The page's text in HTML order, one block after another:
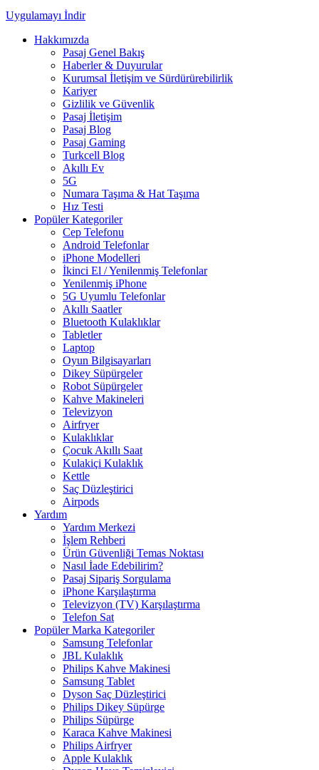
Uygulamayı İndir
Hakkımızda
Pasaj Genel Bakış
Haberler & Duyurular
Kurumsal İletişim ve Sürdürürebilirlik
Kariyer
Gizlilik ve Güvenlik
Pasaj İletişim
Pasaj Blog
Pasaj Gaming
Turkcell Blog
Akıllı Ev
5G
Numara Taşıma & Hat Taşıma
Hız Testi
Popüler Kategoriler
Cep Telefonu
Android Telefonlar
iPhone Modelleri
İkinci El / Yenilenmiş Telefonlar
Yenilenmiş iPhone
5G Uyumlu Telefonlar
Akıllı Saatler
Bluetooth Kulaklıklar
Tabletler
Laptop
Oyun Bilgisayarları
Dikey Süpürgeler
Robot Süpürgeler
Kahve Makineleri
Televizyon
Airfryer
Kulaklıklar
Çocuk Akıllı Saat
Kulakiçi Kulaklık
Kettle
Saç Düzleştirici
Airpods
Yardım
Yardım Merkezi
İşlem Rehberi
Ürün Güvenliği Temas Noktası
Nasıl İade Edebilirim?
Pasaj Sipariş Sorgulama
iPhone Karşılaştırma
Televizyon (TV) Karşılaştırma
Telefon Sat
Popüler Marka Kategoriler
Samsung Telefonlar
JBL Kulaklık
Philips Kahve Makinesi
Samsung Tablet
Dyson Saç Düzleştirici
Philips Dikey Süpürge
Philips Süpürge
Karaca Kahve Makinesi
Philips Airfryer
Apple Kulaklık